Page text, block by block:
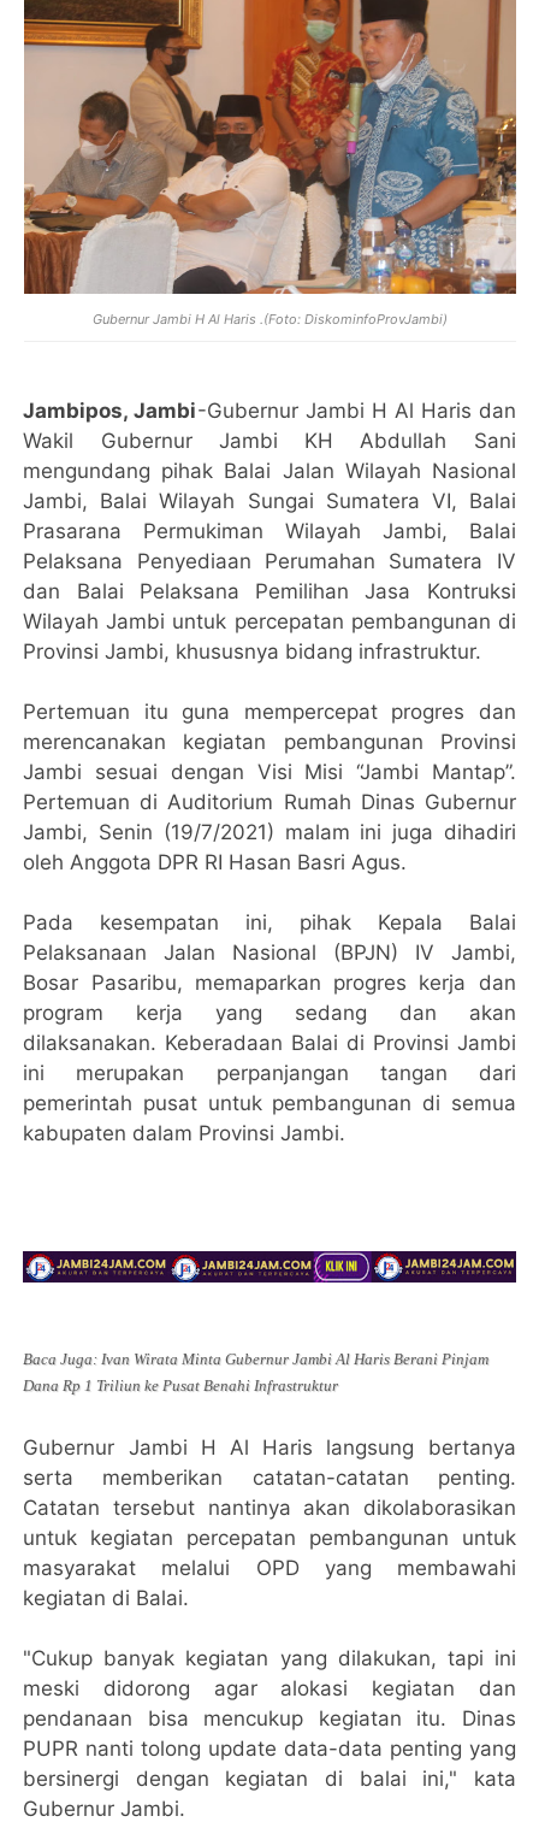
Gubernur Jambi H Al Haris .(Foto: DiskominfoProvJambi)
Jambipos, Jambi-Gubernur Jambi H Al Haris dan
Wakil Gubernur Jambi KH Abdullah Sani
mengundang pihak Balai Jalan Wilayah Nasional
Jambi, Balai Wilayah Sungai Sumatera VI, Balai
Prasarana Permukiman Wilayah Jambi, Balai
Pelaksana Penyediaan Perumahan Sumatera IV
dan Balai Pelaksana Pemilihan Jasa Kontruksi
Wilayah Jambi untuk percepatan pembangunan di
Provinsi Jambi, khususnya bidang infrastruktur.
Pertemuan itu guna mempercepat progres dan
merencanakan kegiatan pembangunan Provinsi
Jambi sesuai dengan Visi Misi “Jambi Mantap”.
Pertemuan di Auditorium Rumah Dinas Gubernur
Jambi, Senin (19/7/2021) malam ini juga dihadiri
oleh Anggota DPR RI Hasan Basri Agus.
Pada kesempatan ini, pihak Kepala Balai
Pelaksanaan Jalan Nasional (BPJN) IV Jambi,
Bosar Pasaribu, memaparkan progres kerja dan
program kerja yang sedang dan akan
dilaksanakan. Keberadaan Balai di Provinsi Jambi
ini merupakan perpanjangan tangan dari
pemerintah pusat untuk pembangunan di semua
kabupaten dalam Provinsi Jambi.
Baca Juga: Ivan Wirata Minta Gubernur Jambi Al Haris Berani Pinjam
Dana Rp 1 Triliun ke Pusat Benahi Infrastruktur
Gubernur Jambi H Al Haris langsung bertanya
serta memberikan catatan-catatan penting.
Catatan tersebut nantinya akan dikolaborasikan
untuk kegiatan percepatan pembangunan untuk
masyarakat melalui OPD yang membawahi
kegiatan di Balai.
"Cukup banyak kegiatan yang dilakukan, tapi ini
meski didorong agar alokasi kegiatan dan
pendanaan bisa mencukup kegiatan itu. Dinas
PUPR nanti tolong update data-data penting yang
bersinergi dengan kegiatan di balai ini," kata
Gubernur Jambi.